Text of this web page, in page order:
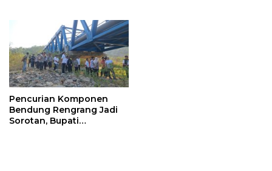
Pencurian Komponen
Bendung Rengrang Jadi
Sorotan, Bupati